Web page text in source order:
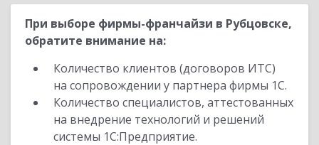
При выборе фирмы-франчайзи в Рубцовске,
обратите внимание на:
Количество клиентов (договоров ИТС)
на сопровождении у партнера фирмы 1С.
Количество специалистов, аттестованных
на внедрение технологий и решений
системы 1С:Предприятие.